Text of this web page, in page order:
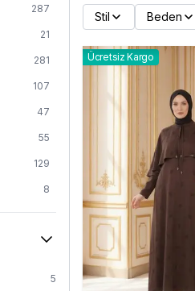
287
21
281
107
47
55
129
8
151
19
5
Stil Beden
Ücretsiz Kargo